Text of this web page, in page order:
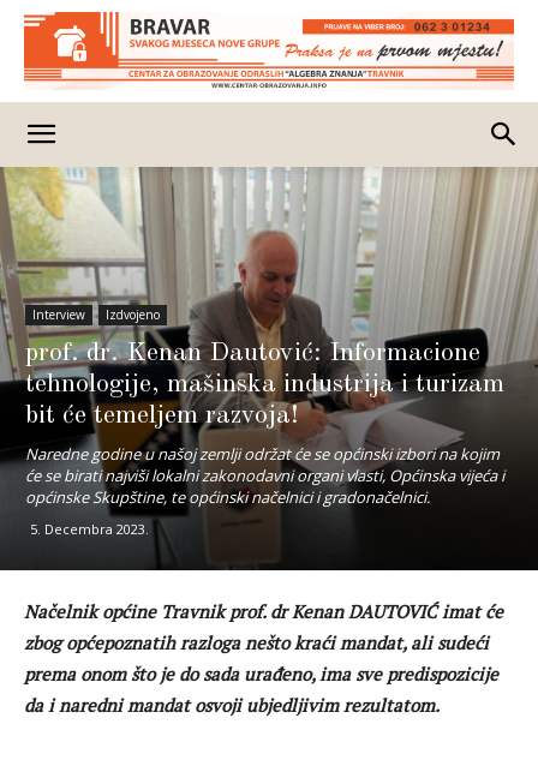
Interview Izdvojeno
prof. dr. Kenan Dautović: Informacione
tehnologije, mašinska industrija i turizam
bit će temeljem razvoja!
Naredne godine u našoj zemlji održat će se općinski izbori na kojim
će se birati najviši lokalni zakonodavni organi vlasti, Općinska vijeća i
općinske Skupštine, te općinski načelnici i gradonačelnici.
5. Decembra 2023.
Načelnik općine Travnikprof. dr Kenan DAUTOVIĆ imat će
zbog općepoznatih razloga neštokraći mandat, ali sudeći
prema onom što je do sada urađeno, ima sve predispozicije
da i naredni mandat osvoji ubjedljivim rezultatom.